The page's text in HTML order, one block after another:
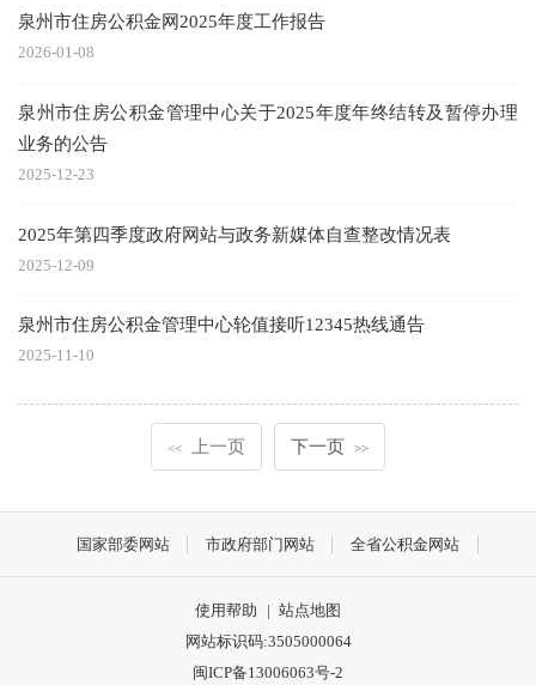
泉州市住房公积金网2025年度工作报告
2026-01-08
泉州市住房公积金管理中心关于2025年度年终结转及暂停办理
业务的公告
2025-12-23
2025年第四季度政府网站与政务新媒体自查整改情况表
2025-12-09
泉州市住房公积金管理中心轮值接听12345热线通告
2025-11-10
<< 上一页 下一页 >>
国家部委网站 市政府部门网站 全省公积金网站
使用帮助 | 站点地图
网站标识码:3505000064
闽ICP备13006063号-2